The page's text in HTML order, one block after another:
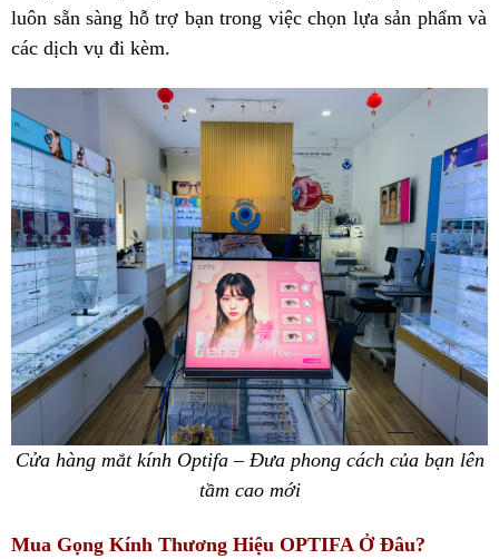
luôn sẵn sàng hỗ trợ bạn trong việc chọn lựa sản phẩm và
các dịch vụ đi kèm.
Cửa hàng mắt kính Optifa – Đưa phong cách của bạn lên
tầm cao mới
Mua Gọng Kính Thương Hiệu OPTIFA Ở Đâu?